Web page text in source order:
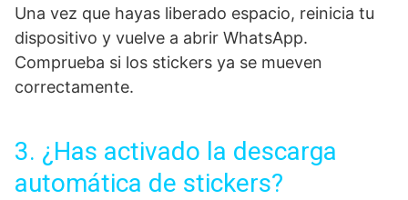
Una vez que hayas liberado espacio, reinicia tu
dispositivo y vuelve a abrir WhatsApp.
Comprueba si los stickers ya se mueven
correctamente.
3. ¿Has activado la descarga
automática de stickers?